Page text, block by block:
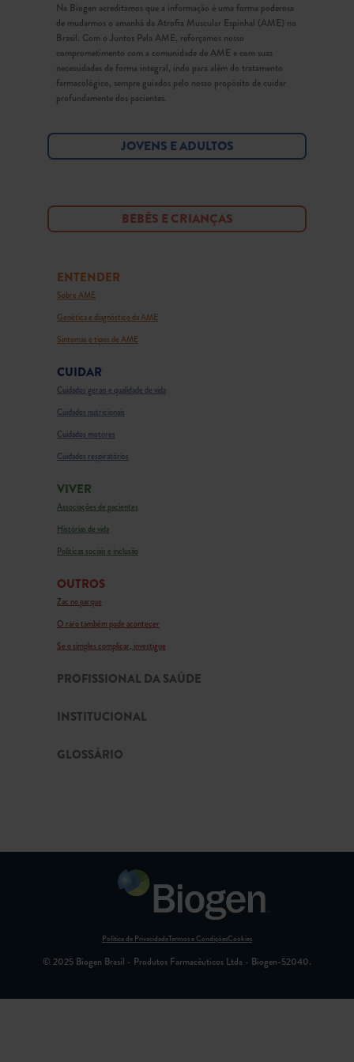
Na Biogen acreditamos que a informação é uma forma poderosa
de mudarmos o amanhã da Atrofia Muscular Espinhal (AME) no
Brasil. Com o Juntos Pela AME, reforçamos nosso
comprometimento com a comunidade de AME e com suas
necessidades de forma integral, indo para além do tratamento
farmacológico, sempre guiados pelo nosso propósito de cuidar
profundamente dos pacientes.
JOVENS E ADULTOS
BEBÊS E CRIANÇAS
ENTENDER
Sobre AME
Genética e diagnóstico da AME
Sintomas e tipos de AME
CUIDAR
Cuidados gerais e qualidade de vida
Cuidados nutricionais
Cuidados motores
Cuidados respiratórios
VIVER
Associações de pacientes
Histórias de vida
Políticas sociais e inclusão
OUTROS
Zac no parque
O raro também pode acontecer
Se o simples complicar, investigue
PROFISSIONAL DA SAÚDE
INSTITUCIONAL
GLOSSÁRIO
Política de PrivacidadeTermos e CondiçõesCookies
© 2025 Biogen Brasil - Produtos Farmacêuticos Ltda - Biogen-52040.